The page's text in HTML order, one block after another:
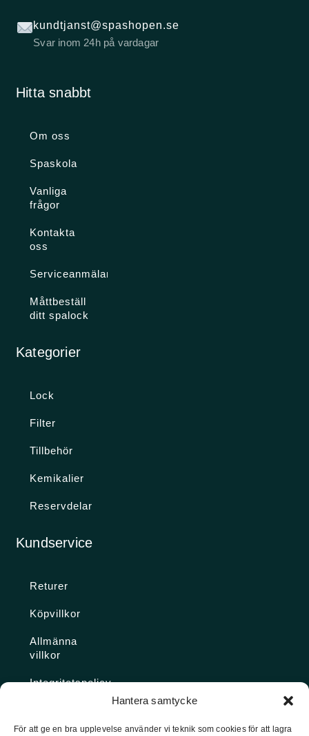
Hantera samtycke
För att ge en bra upplevelse använder vi teknik som cookies för att lagra
kundtjanst@spashopen.se
Svar inom 24h på vardagar
Hitta snabbt
Om oss
Spaskola
Vanliga
frågor
Kontakta
oss
Serviceanmälan
Måttbeställ
ditt spalock
Kategorier
Lock
Filter
Tillbehör
Kemikalier
Reservdelar
Kundservice
Returer
Köpvillkor
Allmänna
villkor
Integritetspolicy